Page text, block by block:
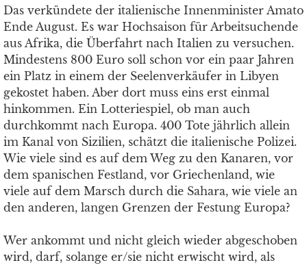
Das verkündete der italienische Innenminister Amato
Ende August. Es war Hochsaison für Arbeitsuchende
aus Afrika, die Überfahrt nach Italien zu versuchen.
Mindestens 800 Euro soll schon vor ein paar Jahren
ein Platz in einem der Seelenverkäufer in Libyen
gekostet haben. Aber dort muss eins erst einmal
hinkommen. Ein Lotteriespiel, ob man auch
durchkommt nach Europa. 400 Tote jährlich allein
im Kanal von Sizilien, schätzt die italienische Polizei.
Wie viele sind es auf dem Weg zu den Kanaren, vor
dem spanischen Festland, vor Griechenland, wie
viele auf dem Marsch durch die Sahara, wie viele an
den anderen, langen Grenzen der Festung Europa?
Wer ankommt und nicht gleich wieder abgeschoben
wird, darf, solange er/sie nicht erwischt wird, als